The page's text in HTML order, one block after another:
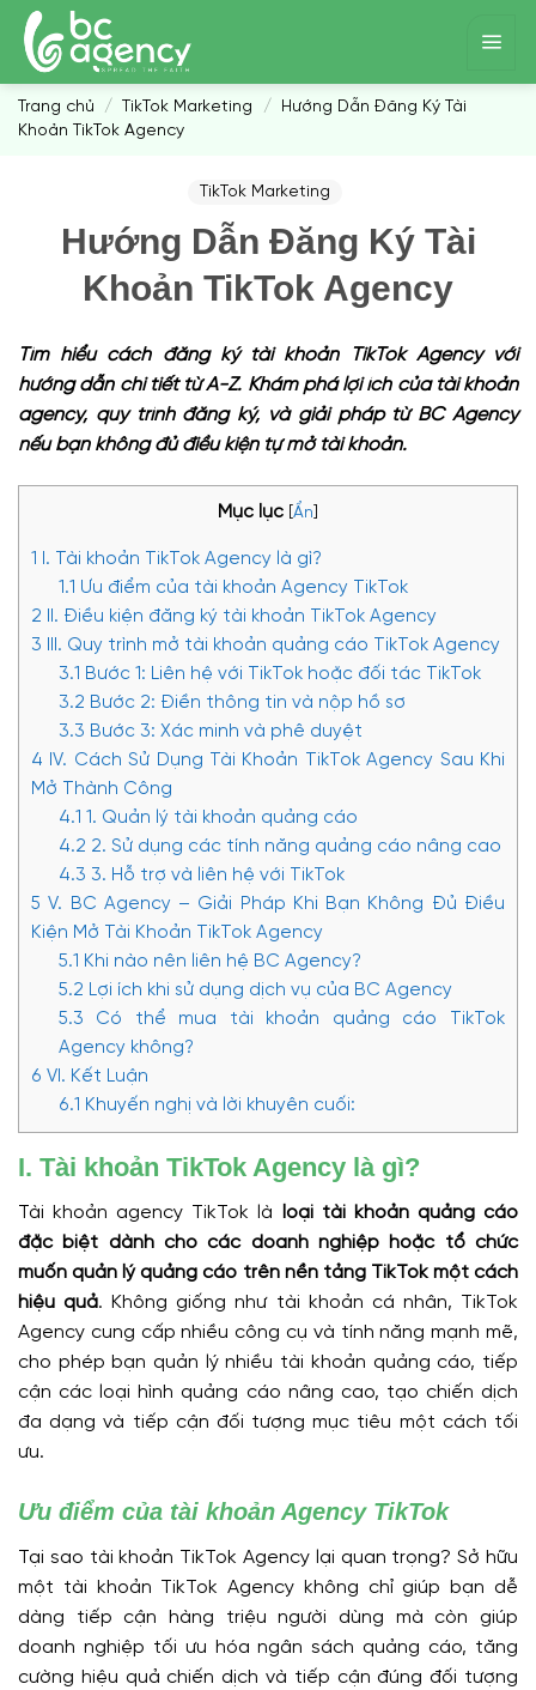
Skip
content
Trang chủ / TikTok Marketing /
Hướng Dẫn Đăng Ký Tài
Khoản TikTok Agency
TikTok Marketing
Hướng Dẫn Đăng Ký Tài
Khoản TikTok Agency
Tìm hiểu cách đăng ký tài khoản TikTok Agency với
hướng dẫn chi tiết từ A-Z. Khám phá lợi ích của tài khoản
agency, quy trình đăng ký, và giải pháp từ BC Agency
nếu bạn không đủ điều kiện tự mở tài khoản.
Mục lục Ẩn
1
I. Tài khoản TikTok Agency là gì?
1.1 Ưu điểm của tài khoản Agency TikTok
2 II. Điều kiện đăng ký tài khoản TikTok Agency
3 III. Quy trình mở tài khoản quảng cáo TikTok Agency
3.1 Bước 1: Liên hệ với TikTok hoặc đối tác TikTok
3.2 Bước 2: Điền thông tin và nộp hồ sơ
3.3 Bước 3: Xác minh và phê duyệt
4 IV. Cách Sử Dụng Tài Khoản TikTok Agency Sau Khi
Mở Thành Công
4.1 1. Quản lý tài khoản quảng cáo
4.2 2. Sử dụng các tính năng quảng cáo nâng cao
4.3 3. Hỗ trợ và liên hệ với TikTok
5 V. BC Agency – Giải Pháp Khi Bạn Không Đủ Điều
Kiện Mở Tài Khoản TikTok Agency
5.1 Khi nào nên liên hệ BC Agency?
5.2 Lợi ích khi sử dụng dịch vụ của BC Agency
5.3 Có thể mua tài khoản quảng cáo TikTok
Agency không?
6 VI. Kết Luận
6.1 Khuyến nghị và lời khuyên cuối:
I. Tài khoản TikTok Agency là gì?
Tài khoản agency TikTok là loại tài khoản quảng cáo
đặc biệt dành cho các doanh nghiệp hoặc tổ chức
muốn quản lý quảng cáo trên nền tảng TikTok một cách
hiệu quả. Không giống như tài khoản cá nhân, TikTok
Agency cung cấp nhiều công cụ và tính năng mạnh mẽ,
cho phép bạn quản lý nhiều tài khoản quảng cáo, tiếp
cận các loại hình quảng cáo nâng cao, tạo chiến dịch
đa dạng và tiếp cận đối tượng mục tiêu một cách tối
ưu.
Ưu điểm của tài khoản Agency TikTok
Tại sao tài khoản TikTok Agency lại quan trọng? Sở hữu
một tài khoản TikTok Agency không chỉ giúp bạn dễ
dàng tiếp cận hàng triệu người dùng mà còn giúp
doanh nghiệp tối ưu hóa ngân sách quảng cáo, tăng
cường hiệu quả chiến dịch và tiếp cận đúng đối tượng